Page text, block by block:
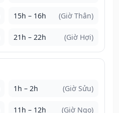
15h – 16h (Giờ Thân)
21h – 22h (Giờ Hợi)
1h – 2h (Giờ Sửu)
11h – 12h (Giờ Ngọ)